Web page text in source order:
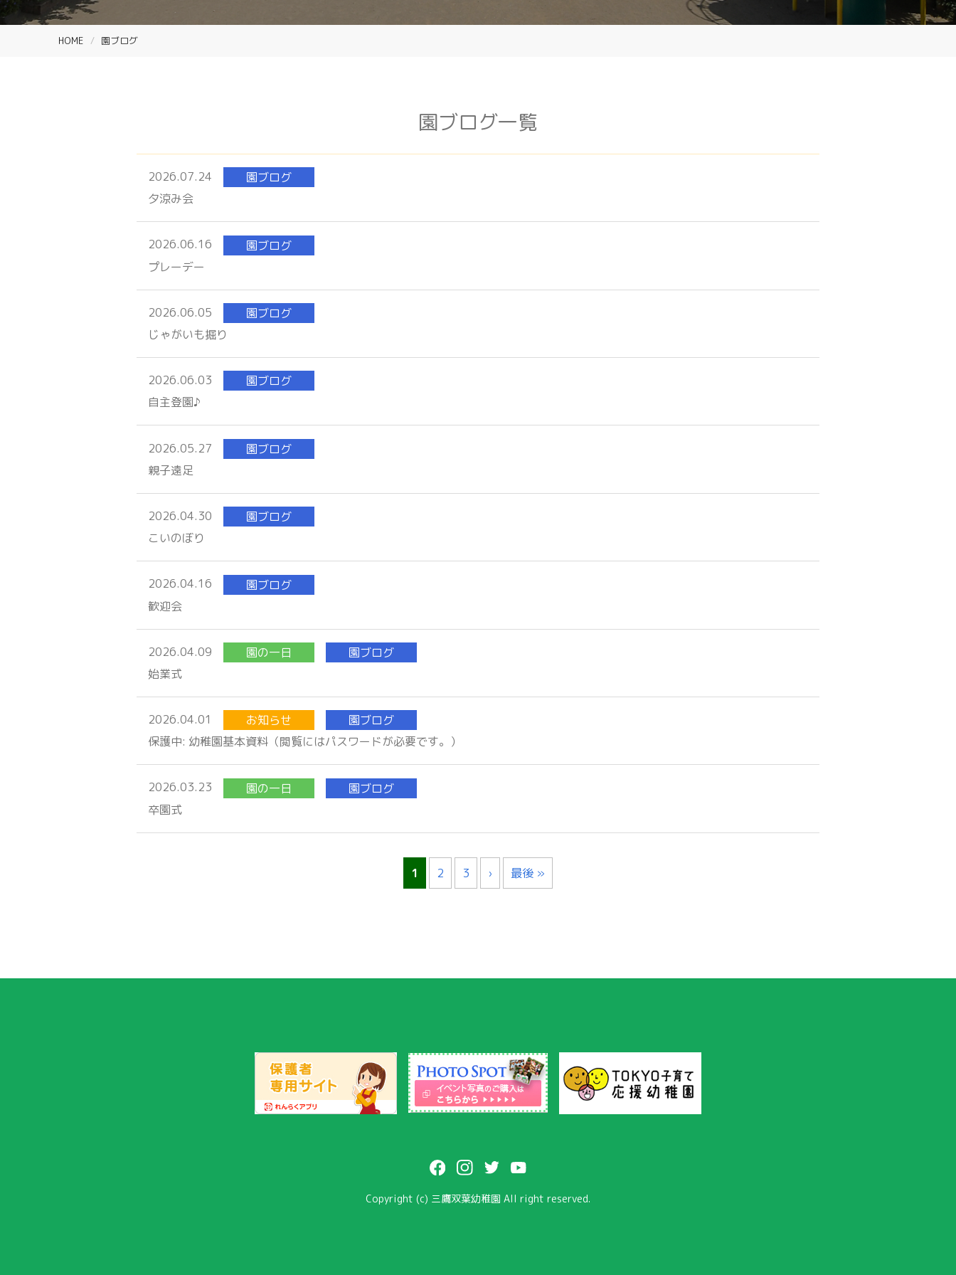
HOME 園ブログ
園ブログ一覧
2026.07.24
園ブログ
夕涼み会
2026.06.16
園ブログ
プレーデー
2026.06.05
園ブログ
じゃがいも掘り
2026.06.03
園ブログ
自主登園♪
2026.05.27
園ブログ
親子遠足
2026.04.30
園ブログ
こいのぼり
2026.04.16
園ブログ
歓迎会
2026.04.09 園の一日
園ブログ
始業式
2026.04.01 お知らせ
園ブログ
保護中: 幼稚園基本資料（閲覧にはパスワードが必要です。）
2026.03.23 園の一日
園ブログ
卒園式
1 2 3 › 最後 »
Copyright (c) 三鷹双葉幼稚園 All right reserved.